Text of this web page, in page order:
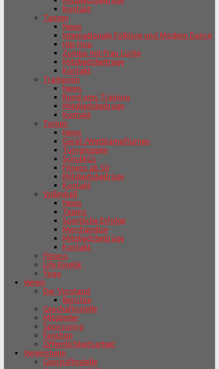
Kontakt
Tanzen
News
Internationale Folklore und Modern Dance
Hip-Hop
Zumba mit Frau Lücke
Mitgliedsbeiträge
Kontakt
Trampolin
News
Rund ums Training
Mitgliedsbeiträge
Kontakt
Turnen
News
Gerät-/Wettkampfturnen
Turngruppen
SchulAGs
Fitness ab 50
Mitgliedsbeiträge
Kontakt
Volleyball
News
Teams
Sportliche Erfolge
Merchandise
Mitgliedsbeiträge
Kontakt
Fitness
Life Kinetik
Yoga
Verein
Der Vorstand
Berichte
Geschäftsstelle
Mitglieder
Sponsoring
Fanshop
Öffentlichkeitsarbeit
Vereinsheim
Geschäftsstelle